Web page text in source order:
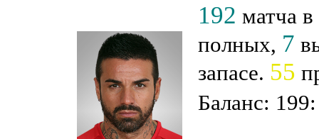
192 матча
полных, 7
запасе. 55
Баланс: